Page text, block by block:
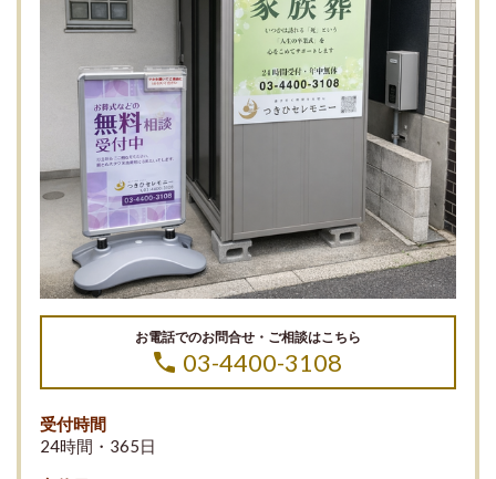
お電話でのお問合せ・ご相談はこちら
03-4400-3108
受付時間
24時間・365日